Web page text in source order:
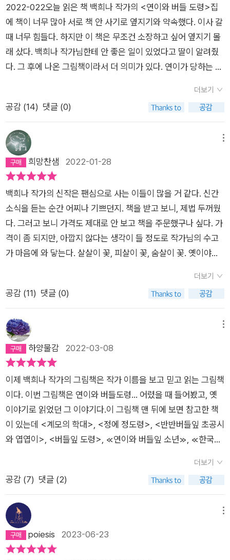
으로 나온다. 반면 남성주인공의 경우 외모가 뛰어나다는 서술이
있는 경우는 거의 본 적이 없고, 그냥 착하거나 영리하거나 그렇
다. 때문에 이 책에서 여성이 아니라 남성의 외모에 대한 평가적
서술을 넣었다는 점이 눈에 띄었다. 아이가 껍질(?)을 벗겨내어
껍질 속 책표지를 봤는데, 이것도 예쁘네!백희나작가님의 닥종이
인형과 배경 그림의 조화, 너무나 아름답지 아니한가! 요러코롬
아름다웠던 연이와 버들도령의 우정은 나이 든 여인에 의해 화르
을 본 순간, 이걸 애들에게 보여줘?말아? 갈등이 되었다. 하지만
막상 본 아이들은 크게 놀라거나 무서워하지 않았고, 전반적으로
재미있어 하며 벌써 여러번 보았다. 백희나작가님의 위 중앙일보
인터뷰를 보니 답이 나온다. '경계가 어디냐, 언제까지 환상의 세
계, 아이들에게 완벽하고 안전한 세계를 보여주고 언제부터 이 혹
독한 현실을 보여줄 거냐죠. 어차피 알려줘야 하고 알 수밖에 없
는 현실을 알려주는 가장 안전한 방법은 양육자가 읽어주는 책을
통해 간접 경험을 하는 거라고 생각해요. 아이들은 자신의 방식대
로 보고, 그동안 살아온 인생을 토대로 해석할 거에요. ' - 위 중앙
아이들에게 보여줘도 되나 싶을 때가 종종 있다. 그러나 세상이
아름답지만은 않은데 아름다운 동화만 보여주려 애쓰는 것이 어
떤 의미가 있을까. 아이들은 나름대로의 방식으로 이야기를 소화
해낸다고 하니, 일단 보여주되 비판적으로 볼 수 있도록 해줘야
하지 않을까. 그래도 나는 여성혐오적인 그림책은 피하거나 읽을
때 주석을 붙인다. 책 만들 때 참고하셨다는 책들의 목록백희나
작가님이 지금까지 내신 책들- <삐약이 엄마>와 <꿈에서 맛본
똥파리> 빼고 다 가지고 있다.명불허전. 많이들 사 보십시다 >ㅁ
< !!
나물이랑 전 어쩜 그리 얌전하니 잘 차려냈을까. 그래도 설겆이는
장갑 꼭 끼고 해요, 나처럼 습진에 고생하지 말고. (아 참, 이들은
마법 아이템이 있지)
래 사모하고 있었구나?잘 대접해서 상추도 한 바구니 따서 주며
배웅해 주는버들 도령의 얼굴, 심쿵!!!완전 멋져!! 버들도령의 얼
굴 모습 또한 가슴 속에 오래 남는다.나이 든 여인은 심술 나고 의
심 많아 이번엔 진달래를 따와서화전을 구워 달랜다.먹고 싶은 것
도 많지?하지만 연이는 신나서 버들 도령에게 달려가 진달래를
구해다 맛있게 가마솥 후라이팬에 화전을 굽는다.와~~연이도
만만찮은 요리사!!!쌀가루 빻아 화전 만들려면 손 많이 가는데??
데 그 뒤부터는 흑흑!!!ㅜㅜ너무 무서워서? 일단 그림 생략!!!!구해
서 읽어 보시길♡※아이들에겐 좀 무섭겠으나,(나도 나이 든 여자
눈빛 너무 무서웠어요ㅜㅜ)해피엔딩이어서 다행이다!!라고 아이
들은 안심할 수 있을 것이다.
2022-022오늘 읽은 책 백희나 작가의 <연이와 버들 도령>집
에 책이 너무 많아 서로 책 안 사기로 옆지기와 약속했다. 이사 갈
때 너무 힘들다. 하지만 이 책은 무조건 소장하고 싶어 옆지기 몰
래 샀다. 백희나 작가님한테 안 좋은 일이 있었다고 딸이 알려줬
다. 그 후에 나온 그림책이라서 더 의미가 있다. 연이가 당하는 고
말도 안 돼. 어디서 상추를 구하냐고? 하지만 연이는 군소리 없이
엄동설한에 상추를 찾아 다니다 그만 길을 잃는다. 춥고 배고프고
온몸이 꽁꽁 얼었을 때 이상한 동굴을 발견하고 추위를 피하려고
있는 힘껏 돌문을 미는데 세상에나 !!!! 따뜻하고 아름다운 꽃이
피어있다. 게다가 멋진 버들도령까지 만난다. 버들 도령은 신기한
다. 다음에 찾아올 땐 둘만이 아는 암호를 말하라고 알려준다. 하
지만 연이의 행복은 오래 가지 못한다. 여인의 무서운 음모가 기
다리고 있으니 ... 연이와 버들 도령처럼 아무 잘못이 없는 사람에
게도 불행은 찾아오고 여인처럼 나쁜 짓만 골라서 해도 죗값도 받
지 않고 명대로 살다 죽는 경우가 허다하다. 도대체 정의가 있기
는 한건지 하늘에 대고 삿대질 하고 싶을 때가 여러 번 있다. 적어
도 죄를 지었으면 그에 상응하는 벌은 받아야 할 거 아닌가. 권선
이 안 좋았을텐데 마음 다잡고 이런 멋진 그림책을 만들어 주셔서
오래된 팬으로서 감사하다. 잘 버텨 주셔서 감사하다. 비정한 세
상 연이처럼 잘 버텨보자. 더불어 오늘 확진자수 13000명 찍은
코로나 시국도 꿋꿋이 버텨보자. (덧) 짧은 식견으로다 '구해 올
리 '가 낫지 않을까 의견 제시해 본다.
더보기
공감 (14) 댓글 (0)
희망찬샘 2022-01-28
백희나 작가의 신작은 팬심으로 사는 이들이 많을 거 같다. 신간
소식을 듣는 순간 어찌나 기쁘던지. 책을 받고 보니, 제법 두꺼웠
다. 그러고 보니 가격도 제대로 안 보고 책을 주문했구나 싶다. 가
격이 좀 되지만, 아깝지 않다는 생각이 들 정도로 작가님의 수고
가 마음에 와 닿는다. 살살이 꽃, 피살이 꽃, 숨살이 꽃. 옛이야기
전... 이것도 옛 이야기에 나오는 '눈밭에서 딸기 구해오기'의 변주
같은 거다. 어디선가 만난 이러한 소재들이 모여 탄생한 '연이와
버들 도령'의 이야기는 내게는 낯선 이야긴데, 작가의 참고문헌을
보니 두루 읽히고 있는 이야기인가 보다. 작가의 손끝에서 새로
이 탄생한 이야기는 빛그림(사진) 한 컷 한 컷에서 오래 눈을 붙
들어 둔다. 이 책 보면서, '아, 나 그림책 사랑하는 사람인가 봐!'하
책도 엄지 척!
더보기
공감 (11) 댓글 (0)
하양물감 2022-03-08
이제 백희나 작가의 그림책은 작가 이름을 보고 믿고 읽는 그림책
이다. 이번 그림책은 연이와 버들도령... 어렸을 때 들어봤고, 옛
이야기로 읽었던 그 이야기다.이 그림책 맨 뒤에 보면 참고한 책
이 있는데 <계모의 학대>, <정에 정도령>, <반반버들잎 초공시
와 엽엽이>, <버들잎 도령>, ≪연이와 버들잎 소년≫, ≪한국과
아는 바, 계모 이야기를 읽게 될 거라 생각했는데, 이 그림책에서
는 그녀를 '나이 든 여인'이라고 표현한다.나이든 여인은 연이에
서 살 뿐이다.이 두 사람 사이에 가족 관계는 드러나지 않는다. 나
는 이 지점이 마음에 들었다. 어렸을 때, 이웃에 계모와 함께 사는
친구가 있었다. 하도 나쁜 계모 이야기를 많이 들어서인지, 나는
더보기
공감 (7) 댓글 (2)
poiesis 2023-06-23